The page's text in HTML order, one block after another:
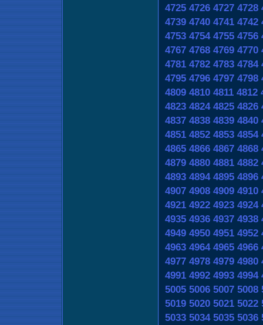
4725 4726 4727 4728
4739 4740 4741 4742
4753 4754 4755 4756
4767 4768 4769 4770
4781 4782 4783 4784
4795 4796 4797 4798
4809 4810 4811 4812
4823 4824 4825 4826
4837 4838 4839 4840
4851 4852 4853 4854
4865 4866 4867 4868
4879 4880 4881 4882
4893 4894 4895 4896
4907 4908 4909 4910
4921 4922 4923 4924
4935 4936 4937 4938
4949 4950 4951 4952
4963 4964 4965 4966
4977 4978 4979 4980
4991 4992 4993 4994
5005 5006 5007 5008
5019 5020 5021 5022
5033 5034 5035 5036